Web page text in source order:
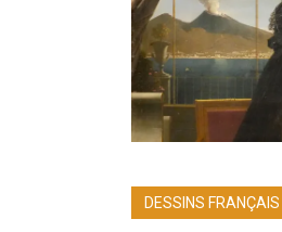
DESSINS FRANÇAIS